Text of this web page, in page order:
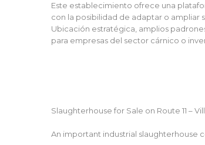
Este establecimiento ofrece una
con la posibilidad de adaptar o ampliar
Ubicación estratégica, amplios
para empresas del sector cárnico o
Slaughterhouse for Sale on Route 11 –
An important industrial slaughterhouse